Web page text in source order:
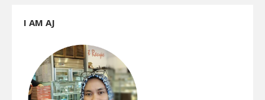
I AM AJ